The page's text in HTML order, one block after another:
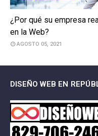
¿Por qué su empresa
en la Web?
AGOSTO 05, 2021
DISEÑO WEB EN